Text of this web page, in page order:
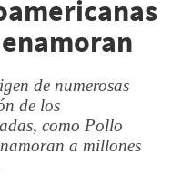
de numerosas
de los
como Pollo
a millones